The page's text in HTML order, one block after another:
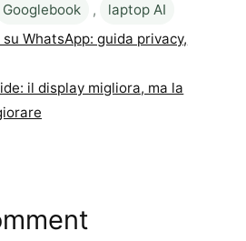
Googlebook ,
laptop AI
WhatsApp: guida privacy,
il display migliora, ma la